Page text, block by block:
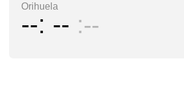
Orihuela
-- -- --